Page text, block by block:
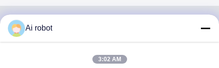
VIVI DENTAI
LABORATORY
Ai robot
3:02 AM